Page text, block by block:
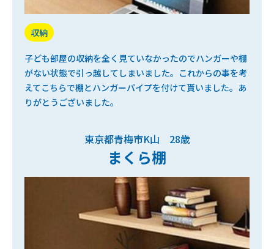
収納
子ども部屋の収納を全く見ていなかったのでハンガーや棚
がない状態で引っ越してしまいました。これからの事を考
えてこちらで棚とハンガーパイプを付けて貰いました。あ
りがとうございました。
東京都青梅市K山 28歳
まくら棚